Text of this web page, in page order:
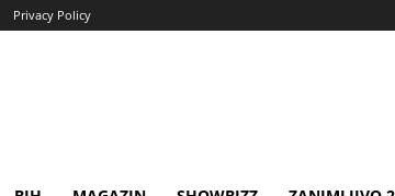
Privacy Policy